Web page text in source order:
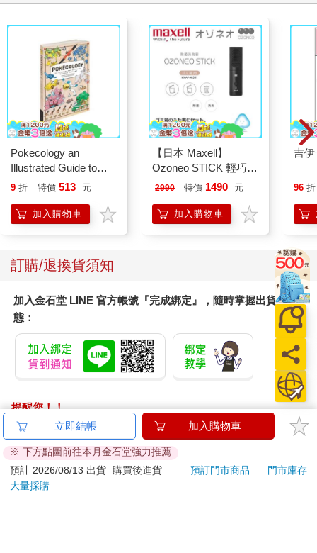
Pokecology an
Illustrated Guide to
Pokemon Ecology
Press)
9 折 特價 513 元
加入購物車
【日本 Maxell】
Ozoneo STICK 輕巧型
除菌消臭器－垃圾箱用
2990 特價 1490 元
加入購物車
吉
96 折
訂購/退換貨須知
加入金石堂 LINE 官方帳號『完成綁定』，隨時掌握出貨動
態：
提醒您！！
金石堂及銀行均不會請您操作ATM! 如接獲電話要求您前往
ATM提款機，請不要聽從指示，以免受騙上當！
退換貨須知：
**提醒您，鑑賞期不等於試用期，退回商品須為全新狀態**
立即結帳 加入購物車
※ 下方點圖前往本月金石堂強力推薦
預計 2026/08/13 出貨
購買後進貨 預訂門市商品
門市庫存
大量採購